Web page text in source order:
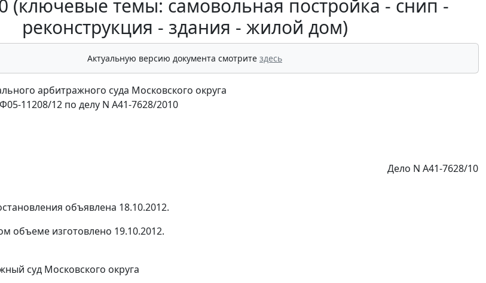
(ключевые темы: самовольная постройка - снип -
реконструкция - здания - жилой дом)
Актуальную версию документа смотрите здесь
арбитражного суда Московского округа
11208/12 по делу N А41-7628/2010
Дело N А41-7628/10
объявлена 18.10.2012.
объеме изготовлено 19.10.2012.
суд Московского округа